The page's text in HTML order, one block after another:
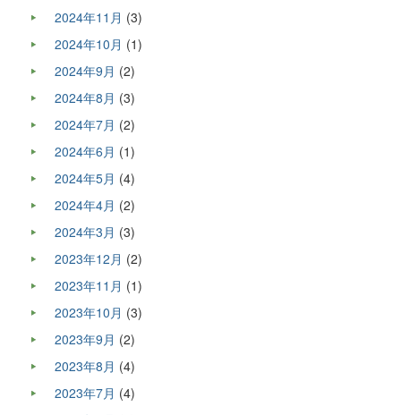
2024年11月 (3)
2024年10月 (1)
2024年9月 (2)
2024年8月 (3)
2024年7月 (2)
2024年6月 (1)
2024年5月 (4)
2024年4月 (2)
2024年3月 (3)
2023年12月 (2)
2023年11月 (1)
2023年10月 (3)
2023年9月 (2)
2023年8月 (4)
2023年7月 (4)